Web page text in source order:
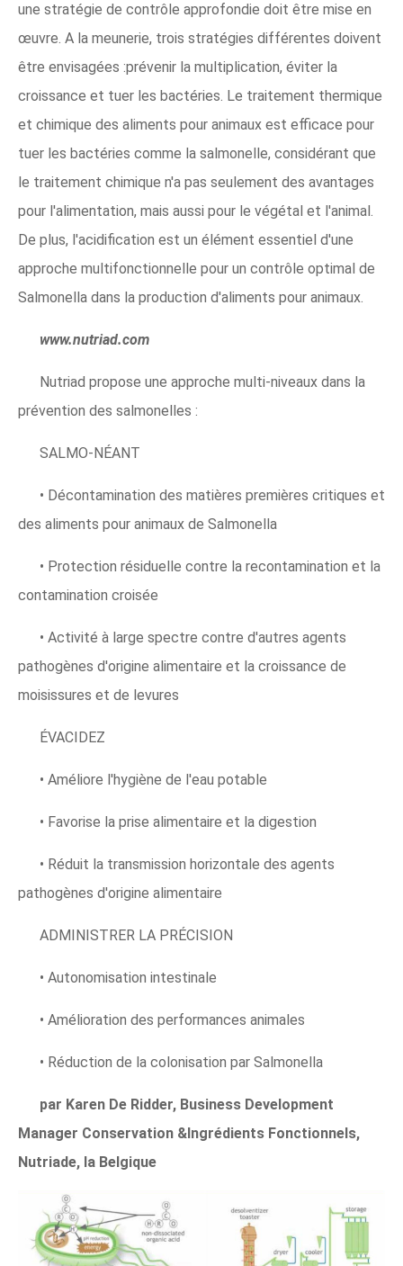
une stratégie de contrôle approfondie doit être mise en
œuvre. A la meunerie, trois stratégies différentes doivent
être envisagées :prévenir la multiplication, éviter la
croissance et tuer les bactéries. Le traitement thermique
et chimique des aliments pour animaux est efficace pour
tuer les bactéries comme la salmonelle, considérant que
le traitement chimique n'a pas seulement des avantages
pour l'alimentation, mais aussi pour le végétal et l'animal.
De plus, l'acidification est un élément essentiel d'une
approche multifonctionnelle pour un contrôle optimal de
Salmonella dans la production d'aliments pour animaux.
www.nutriad.com
Nutriad propose une approche multi-niveaux dans la
prévention des salmonelles :
SALMO-NÉANT
• Décontamination des matières premières critiques et
des aliments pour animaux de Salmonella
• Protection résiduelle contre la recontamination et la
contamination croisée
• Activité à large spectre contre d'autres agents
pathogènes d'origine alimentaire et la croissance de
moisissures et de levures
ÉVACIDEZ
• Améliore l'hygiène de l'eau potable
• Favorise la prise alimentaire et la digestion
• Réduit la transmission horizontale des agents
pathogènes d'origine alimentaire
ADMINISTRER LA PRÉCISION
• Autonomisation intestinale
• Amélioration des performances animales
• Réduction de la colonisation par Salmonella
par Karen De Ridder, Business Development
Manager Conservation &Ingrédients Fonctionnels,
Nutriade, la Belgique